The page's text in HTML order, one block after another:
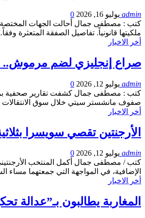
admin يوليو 16, 2026
0
كتب : مصطفى جمال أحالت الجهات المختصة
ملكيتها قانونياً. تفاصيل الصفقة المتعثرة
أخر الاخبار
صراع إنجليزي لضم مرموش..
admin يوليو 12, 2026
0
كتب : مصطفى جمال كشفت تقارير صحفية
صفوف مانشستر سيتي خلال سوق الانتقالات
أخر الاخبار
الأرجنتين تقصي سويسرا
admin يوليو 12, 2026
0
الإضافية، في المواجهة التي جمعتهما مساء
أخر الاخبار
المغاربة يطالبون بـ”عدالة تحكيمية” أمام